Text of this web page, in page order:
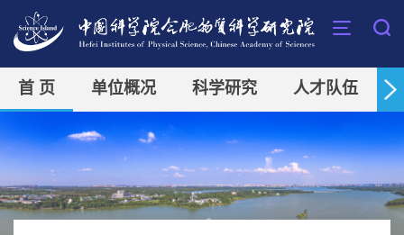
首 页 单位概况 科学研究 人才队伍